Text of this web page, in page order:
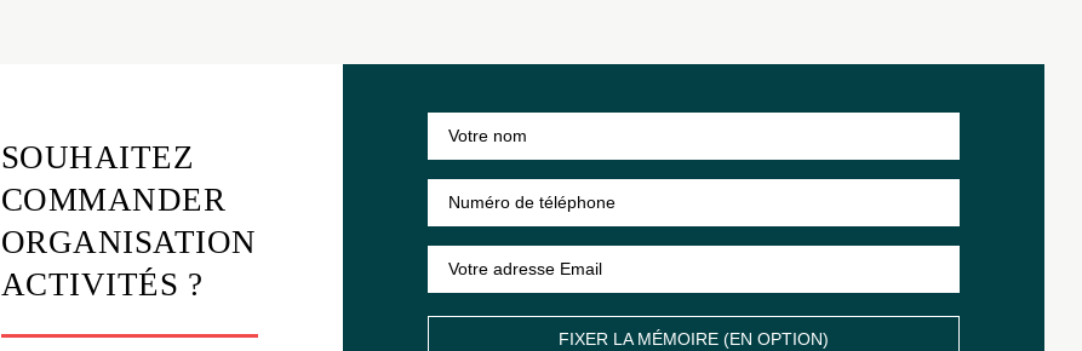
SOUHAITEZ
COMMANDER
ORGANISATION
ACTIVITÉS ?
FIXER LA MÉMOIRE (EN OPTION)